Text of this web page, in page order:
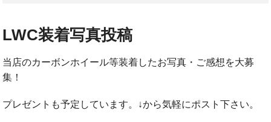
LWC装着写真投稿
当店のカーボンホイール等装着したお写真・ご感想を大募
集！
プレゼントも予定しています。↓から気軽にポスト下さい。